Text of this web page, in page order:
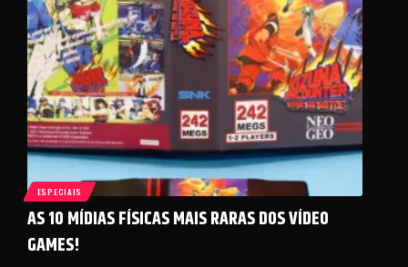
ESPECIAIS
AS 10 MÍDIAS FÍSICAS MAIS RARAS DOS VÍDEO
GAMES!